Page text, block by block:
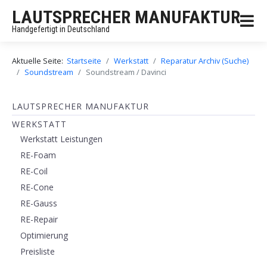
LAUTSPRECHER MANUFAKTUR
Handgefertigt in Deutschland
Aktuelle Seite: Startseite Werkstatt
Reparatur Archiv (Suche)
Soundstream
Soundstream / Davinci
LAUTSPRECHER MANUFAKTUR
WERKSTATT
Werkstatt Leistungen
RE-Foam
RE-Coil
RE-Cone
RE-Gauss
RE-Repair
Optimierung
Preisliste